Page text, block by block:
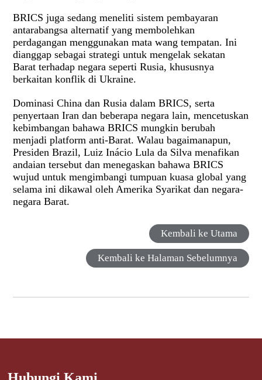
BRICS juga sedang meneliti sistem pembayaran
antarabangsa alternatif yang membolehkan
perdagangan menggunakan mata wang tempatan. Ini
dianggap sebagai strategi untuk mengelak sekatan
Barat terhadap negara seperti Rusia, khususnya
berkaitan konflik di Ukraine.
Dominasi China dan Rusia dalam BRICS, serta
penyertaan Iran dan beberapa negara lain, mencetuskan
kebimbangan bahawa BRICS mungkin berubah
menjadi platform anti-Barat. Walau bagaimanapun,
Presiden Brazil, Luiz Inácio Lula da Silva menafikan
andaian tersebut dan menegaskan bahawa BRICS
wujud untuk mengimbangi tumpuan kuasa global yang
selama ini dikawal oleh Amerika Syarikat dan negara-
negara Barat.
Kembali ke Utama
Kembali ke Halaman Sebelumnya